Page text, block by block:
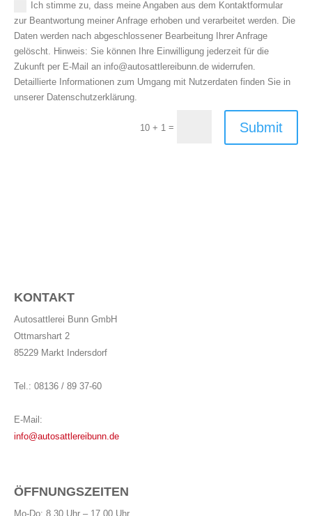
Ich stimme zu, dass meine Angaben aus dem Kontaktformular
zur Beantwortung meiner Anfrage erhoben und verarbeitet werden. Die
Daten werden nach abgeschlossener Bearbeitung Ihrer Anfrage
gelöscht. Hinweis: Sie können Ihre Einwilligung jederzeit für die
Zukunft per E-Mail an info@autosattlereibunn.de widerrufen.
Detaillierte Informationen zum Umgang mit Nutzerdaten finden Sie in
unserer Datenschutzerklärung.
10 + 1 = Submit
KONTAKT
Autosattlerei Bunn GmbH
Ottmarshart 2
85229 Markt Indersdorf
Tel.: 08136 / 89 37-60
E-Mail:
info@autosattlereibunn.de
ÖFFNUNGSZEITEN
Mo-Do: 8.30 Uhr – 17.00 Uhr